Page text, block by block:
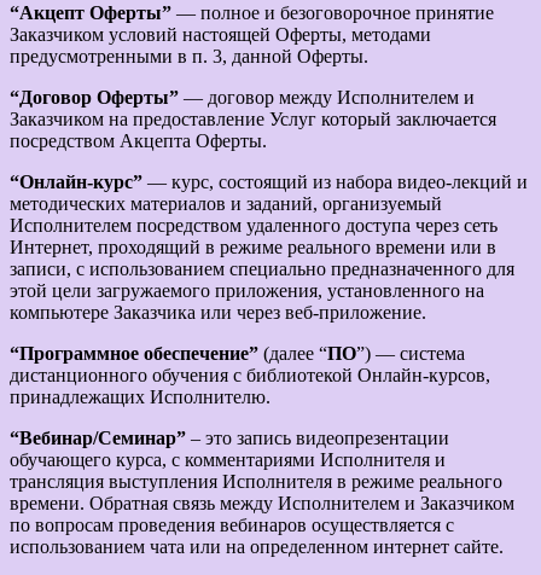
“Акцепт Оферты” — полное и безоговорочное принятие
Заказчиком условий настоящей Оферты, методами
предусмотренными в п. 3, данной Оферты.
“Договор Оферты” — договор между Исполнителем и
Заказчиком на предоставление Услуг который заключается
посредством Акцепта Оферты.
“Онлайн-курс” — курс, состоящий из набора видео-лекций и
методических материалов и заданий, организуемый
Исполнителем посредством удаленного доступа через сеть
Интернет, проходящий в режиме реального времени или в
записи, с использованием специально предназначенного для
этой цели загружаемого приложения, установленного на
компьютере Заказчика или через веб-приложение.
“Программное обеспечение” (далее “ПО”) — система
дистанционного обучения с библиотекой Онлайн-курсов,
принадлежащих Исполнителю.
“Вебинар/Семинар” – это запись видеопрезентации
обучающего курса, с комментариями Исполнителя и
трансляция выступления Исполнителя в режиме реального
времени. Обратная связь между Исполнителем и Заказчиком
по вопросам проведения вебинаров осуществляется с
использованием чата или на определенном интернет сайте.